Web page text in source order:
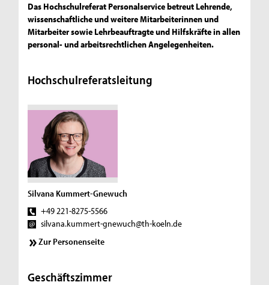
Das Hochschulreferat Personalservice betreut Lehrende,
wissenschaftliche und weitere Mitarbeiterinnen und
Mitarbeiter sowie Lehrbeauftragte und Hilfskräfte in allen
personal- und arbeitsrechtlichen Angelegenheiten.
Hochschulreferatsleitung
Silvana Kummert-Gnewuch
+49 221-8275-5566
silvana.kummert-gnewuch@th-koeln.de
Zur Personenseite
Geschäftszimmer